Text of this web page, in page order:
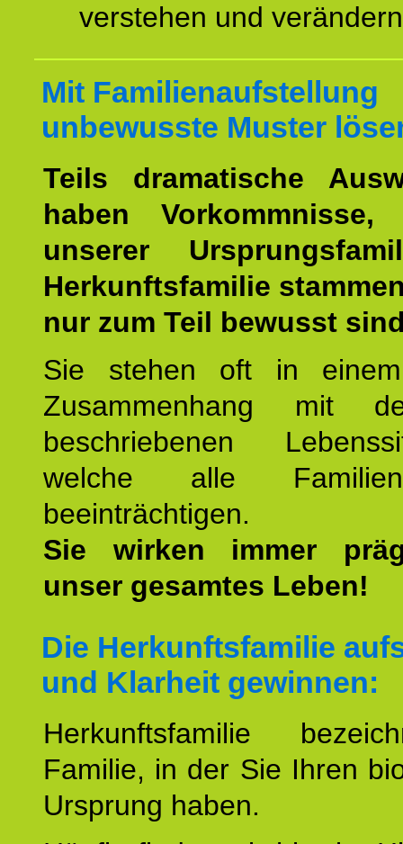
verstehen und
Mit Familienaufstellung
unbewusste Muster
Teils dramatische
haben
unserer
Herkunftsfamilie
nur zum Teil bewusst
Sie stehen oft in
Zusammenhang mit
beschriebenen
welche alle
beeinträchtigen.
Sie wirken immer
unser gesamtes Leben!
Die Herkunftsfamilie
und Klarheit gewinnen:
Herkunftsfamilie
Familie, in der Sie Ihren
Ursprung haben.